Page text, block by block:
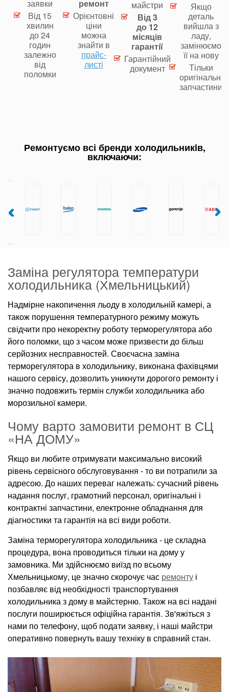
заявки
Від 15
хвилин
до 24
годин
залежно
від
поломки
ремонт
Орієнтовні
ціни
можна
знайти в
прайс-
листі
майстри
Від 3
до 12
місяців
гарантії
Гарантійний
документ
Якщо
деталь
вийшла з
ладу,
замінюємо
її на нову
Тільки
оригінальні
запчастини
Ремонтуємо всі бренди холодильникiв,
включаючи:
Заміна регулятора температури
холодильника (Хмельницький)
Надмірне накопичення льоду в холодильній камері, а
також порушення температурного режиму можуть
свідчити про некоректну роботу терморегулятора або
його поломки, що з часом може призвести до більш
серйозних несправностей. Своєчасна заміна
терморегулятора в холодильнику, виконана фахівцями
нашого сервісу, дозволить уникнути дорогого ремонту і
значно подовжить термін служби холодильника або
морозильної камери.
Чому варто замовити ремонт в СЦ
«НА ДОМУ»
Якщо ви любите отримувати максимально високий
рівень сервісного обслуговування - то ви потрапили за
адресою. До наших переваг належать: сучасний рівень
надання послуг, грамотний персонал, оригінальні і
контрактні запчастини, електронне обладнання для
діагностики та гарантія на всі види роботи.
Заміна терморегулятора холодильника - це складна
процедура, вона проводиться тільки на дому у
замовника. Ми здійснюємо виїзд по всьому
Хмельницькому, це значно скорочує час ремонту і
позбавляє від необхідності транспортування
холодильника з дому в майстерню. Також на всі надані
послуги поширюється офіційна гарантія. Зв'яжіться з
нами по телефону, щоб подати заявку, і наші майстри
оперативно повернуть вашу техніку в справний стан.